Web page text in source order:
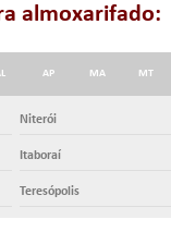
almoxarifado:
AP MA MT
Niterói
Itaboraí
Teresópolis